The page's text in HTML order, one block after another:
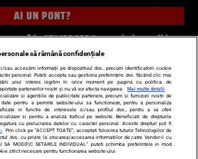
AI UN PONT?
, sună la 0741226226 sau trimite mail la
pont@cancan.ro
Știri externe
Politică
Iubirii Dictionar de vise
LIFE STYLE
Horoscop
si condiții
Politica de confidențialitate
să rămână confidențiale
sau accesăm informații pe dispozitivul dvs., precum identificatorii cookie
personal. Puteți accepta sau gestiona preferințele dvs. făcând clic mai
unui interes legitim în orice moment pe pagina cu politica de
partenerilor noștri și nu vă vor afecta navigarea.
Mai multe detalii
si agentiile de publicitate partenere, precum si furnizorii nostri de
pentru a permite website-ului sa functioneze, pentru a personaliza
in functie de interesele si/sau profilul dvs., pentru a va oferi
si pentru a analiza traficul pe website. Beneficiati de drepturile
cu prelucrarea datelor cu caracter personal. Aceste drepturi pot fi
. Prin click pe “ACCEPT TOATE”, acceptati folosirea tuturor Tehnologiilor de
dvs. cu privire la stocarea/accesarea informatiilor de catre Vendor-ii cu
SA MODIFIC SETARILE INDIVIDUAL” puteti schimba preferintele in mod
strict necesare pentru functionarea website-ului.